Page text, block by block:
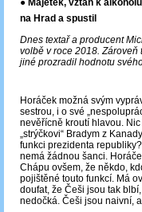
● Majetek, vztah k
na Hrad a spustil
Dnes textař a producent
volbě v roce 2018. Zároveň
jiné prozradil hodnotu
Horáček možná svým
sestrou, i o své
nevěřícně kroutí hlavou.
„strýčkovi“ Bradym z
funkci prezidenta
nemá žádnou šanci.
Chápu ovšem, že někdo,
pojištěné touto funkcí. Má
doufat, že Češi jsou tak
nedočká. Češi jsou naivní,